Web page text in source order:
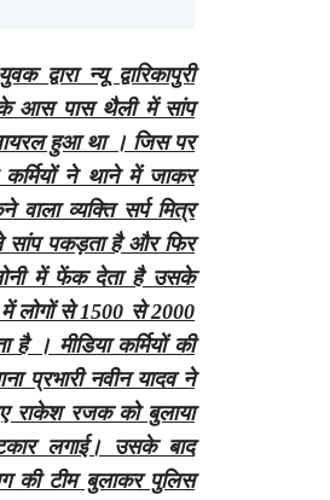
द्वारा न्यू द्वारिकापुरी
आस पास थैली में सांप
हुआ था । जिस पर
ने थाने में जाकर
व्यक्ति सर्प मित्र
पकड़ता है और फिर
में फेंक देता है उसके
लोगों से 1500 से 2000
। मीडिया कर्मियों की
प्रभारी नवीन यादव ने
राकेश रजक को बुलाया
लगाई। उसके बाद
की टीम बुलाकर पुलिस